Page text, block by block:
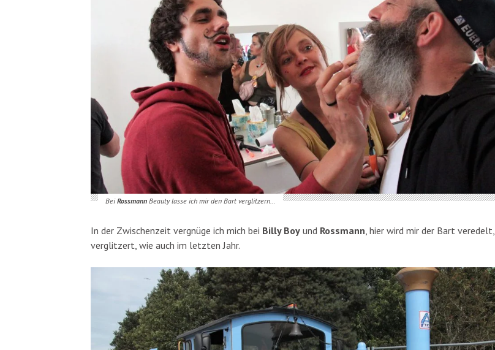
BeiRossmannBeauty lasse ich mir den Bart verglitzern…
In der Zwischenzeit vergnüge ich mich bei Billy Boy und Rossmann, hier wird mir der Bart veredelt,
verglitzert, wie auch im letzten Jahr.